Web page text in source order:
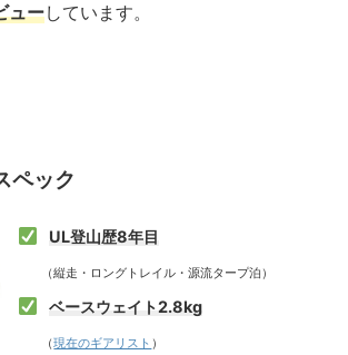
ューしています。
ペック
UL登山歴8年目
（縦走・ロングトレイル・源流タープ泊）
ベースウェイト2.8kg
（現在のギアリスト ）